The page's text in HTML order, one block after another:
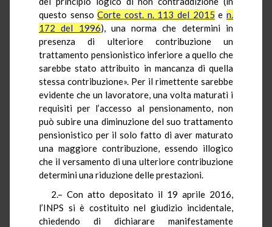
questo sensoCorte cost. n. 113 del 2015 en.
172 del 1996), una norma che determini in
presenza di ulteriore contribuzione un
trattamento pensionistico inferiore a quello che
sarebbe stato attribuito in mancanza di quella
stessa contribuzione». Per il rimettente sarebbe
evidente che un lavoratore, una volta maturati i
requisiti per l’accesso al pensionamento, non
può subire una diminuzione del suo trattamento
pensionistico per il solo fatto di aver maturato
una maggiore contribuzione, essendo illogico
che il versamento di una ulteriore contribuzione
determini una riduzione delle prestazioni.
2.– Con atto depositato il 19 aprile 2016,
l’INPS si è costituito nel giudizio incidentale,
chiedendo di dichiarare manifestamente